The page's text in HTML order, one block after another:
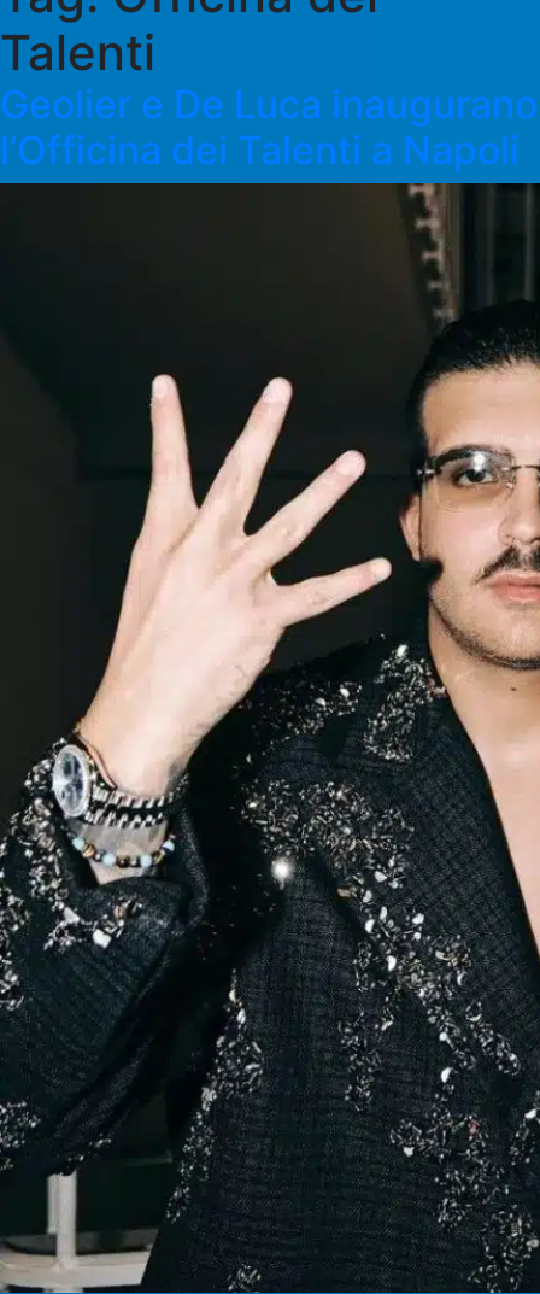
Talenti
Geolier e De Luca inaugurano
l’Officina dei Talenti a Napoli